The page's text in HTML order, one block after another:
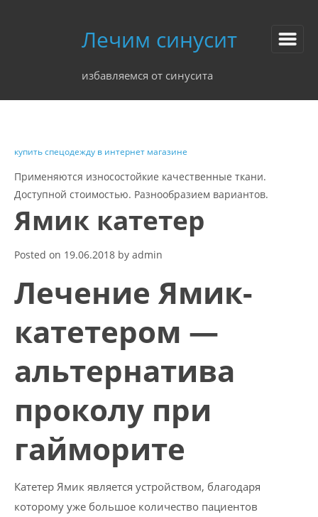
Лечим синусит
избавляемся от синусита
купить спецодежду в интернет магазине
Применяются износостойкие качественные ткани.
Доступной стоимостью. Разнообразием вариантов.
Ямик катетер
Posted on 19.06.2018 by admin
Лечение Ямик-
катетером —
альтернатива
проколу при
гайморите
Катетер Ямик является устройством, благодаря
которому уже большое количество пациентов